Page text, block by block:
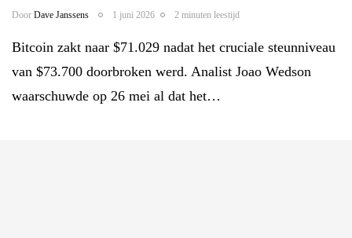
Door Dave Janssens 1 juni 2026 2 minuten leestijd
Bitcoin zakt naar $71.029 nadat het cruciale steunniveau
van $73.700 doorbroken werd. Analist Joao Wedson
waarschuwde op 26 mei al dat het…